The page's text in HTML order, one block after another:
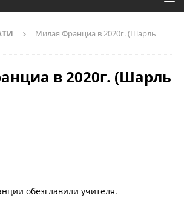
Милая Франциа в 2020г. (Шарль
в 2020г. (Шарль
обезглавили учителя.